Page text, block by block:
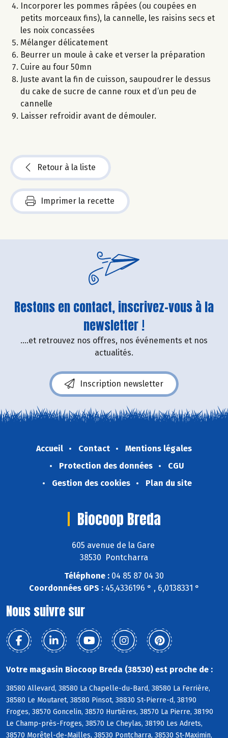
Incorporer les pommes râpées (ou coupées en
petits morceaux fins), la cannelle, les raisins secs et
les noix concassées
Mélanger délicatement
Beurrer un moule à cake et verser la préparation
Cuire au four 50mn
Juste avant la fin de cuisson, saupoudrer le dessus
du cake de sucre de canne roux et d’un peu de
cannelle
Laisser refroidir avant de démouler.
Retour à la liste
Imprimer la recette
Restons en contact, inscrivez-vous à la
newsletter !
....et retrouvez nos offres, nos événements et nos
actualités.
Inscription newsletter
Accueil Contact
Mentions légales
Protection des données
CGU
Gestion des cookies
Plan du site
Biocoop Breda
605 avenue de la Gare
38530 Pontcharra
Téléphone : 04 85 87 04 30
Coordonnées GPS :45,4336196 ° , 6,0138331 °
Nous suivre sur
Votre magasin Biocoop Breda (38530) est proche de :
38580 Allevard, 38580 La Chapelle-du-Bard, 38580 La Ferrière,
38580 Le Moutaret, 38580 Pinsot, 38830 St-Pierre-d, 38190
Froges, 38570 Goncelin, 38570 Hurtières, 38570 La Pierre, 38190
Le Champ-près-Froges, 38570 Le Cheylas, 38190 Les Adrets,
38570 Morêtel-de-Mailles, 38530 Pontcharra, 38530 St-Maximin,